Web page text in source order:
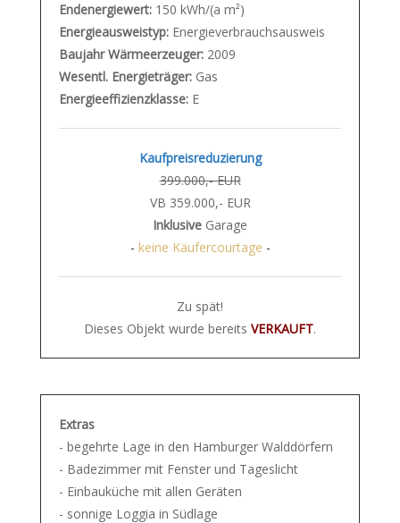
Endenergiewert: 150 kWh/(a m²)
Energieausweistyp: Energieverbrauchsausweis
Baujahr Wärmeerzeuger: 2009
Wesentl. Energieträger: Gas
Energieeffizienzklasse: E
Kaufpreisreduzierung
399.000,- EUR
VB 359.000,- EUR
Inklusive Garage
- keine Käufercourtage -
Zu spät!
Dieses Objekt wurde bereits VERKAUFT.
Extras
- begehrte Lage in den Hamburger Walddörfern
- Badezimmer mit Fenster und Tageslicht
- Einbauküche mit allen Geräten
- sonnige Loggia in Südlage